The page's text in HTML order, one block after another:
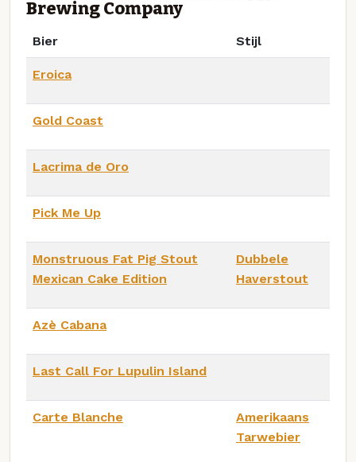
Brewing Company
Bier Stijl
Eroica
Gold Coast
Lacrima de Oro
Pick Me Up
Monstruous Fat Pig Stout
Mexican Cake Edition
Dubbele
Haverstout
Azè Cabana
Last Call For Lupulin Island
Carte Blanche
Amerikaans
Tarwebier